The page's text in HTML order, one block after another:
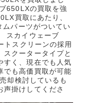
650LXの買取を強
買取にあたり、
パーツがついてい
スカイウェーブ
トスクリーンの採用
スクータータイプと
すく、現在でも人気
でも高価買取が可能
却検討しているも
声掛けしてくださ